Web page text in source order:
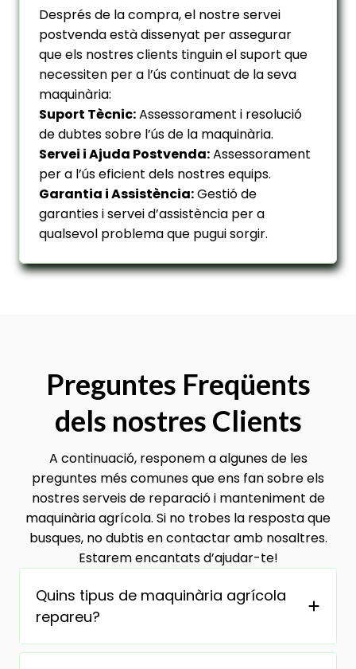
Després de la compra, el nostre servei
postvenda està dissenyat per assegurar
que els nostres clients tinguin el suport que
necessiten per a l’ús continuat de la seva
maquinària:
Suport Tècnic:Assessorament i resolució
de dubtes sobre l’ús de la maquinària.
Servei i Ajuda Postvenda:Assessorament
per a l’ús eficient dels nostres equips.
Garantia i Assistència:Gestió de
garanties i servei d’assistència per a
qualsevol problema que pugui sorgir.
Preguntes Freqüents
dels nostres Clients
A continuació, responem a algunes de les
preguntes més comunes que ens fan sobre els
nostres serveis de reparació i manteniment de
maquinària agrícola. Si no trobes la resposta que
busques, no dubtis en contactar amb nosaltres.
Estarem encantats d’ajudar-te!
Quins tipus de maquinària agrícola
repareu?